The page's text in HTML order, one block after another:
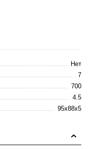
Нет
7
700
4.5
95x88x5